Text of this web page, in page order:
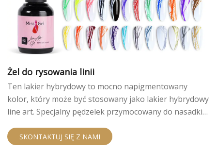
Żel do rysowania linii
Ten lakier hybrydowy to mocno napigmentowany
kolor, który może być stosowany jako lakier hybrydowy
line art. Specjalny pędzelek przymocowany do nasadki
SKONTAKTUJ SIĘ Z NAMI